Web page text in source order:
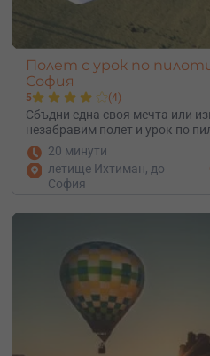
Полет с урок по
София
5 (4)
Сбъдни една своя мечта или
незабравим полет и урок по
20 минути
летище Ихтиман, до
София